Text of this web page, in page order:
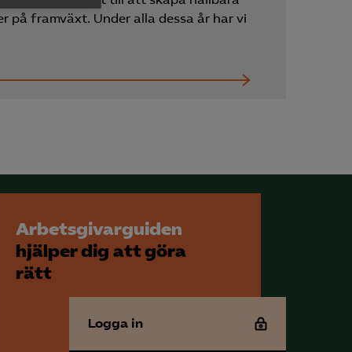
rapportera
på framväxt. Under alla dessa år har vi
Arbetsgivarguiden
hjälper dig att göra
rätt
Logga in